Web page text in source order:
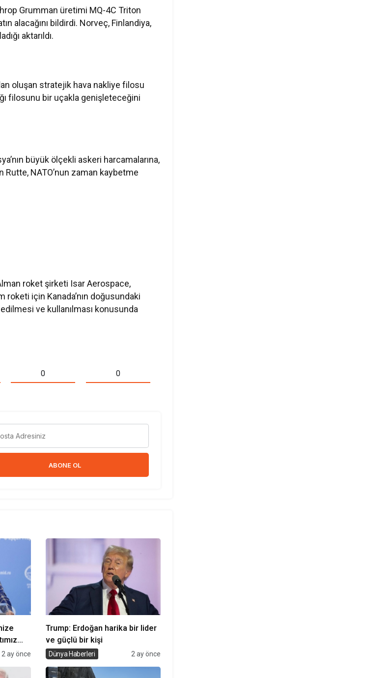
Grumman üretimi MQ-4C Triton
alacağını bildirdi. Norveç, Finlandiya,
aktarıldı.
oluşan stratejik hava nakliye filosu
filosunu bir uçakla genişleteceğini
büyük ölçekli askeri harcamalarına,
Rutte, NATO’nun zaman kaybetme
roket şirketi Isar Aerospace,
için Kanada’nın doğusundaki
ve kullanılması konusunda
0 0
ABONE OL
2 ay önce
Trump: Erdoğan harika bir lider
ve güçlü bir kişi
Dünya Haberleri 2 ay önce